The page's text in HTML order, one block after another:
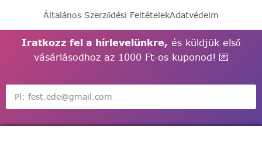
Általános Szerződési FeltételekAdatvédelm
Iratkozz fel a hírlevelünkre, és küldjük első
vásárlásodhoz az 1000 Ft-os kuponod! 💌